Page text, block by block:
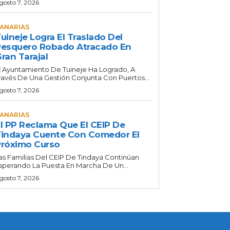
7, 2026
Logra El Traslado Del
Robado Atracado En
Tarajal
Ayuntamiento De Tuineje Ha Logrado, A
De Una Gestión Conjunta Con Puertos...
7, 2026
PP Reclama Que El CEIP De
Cuente Con Comedor El
Curso
Familias Del CEIP De Tindaya Continúan
La Puesta En Marcha De Un...
7, 2026